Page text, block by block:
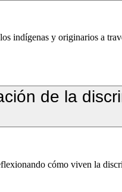
indígenas y originarios a
de la
cómo viven la